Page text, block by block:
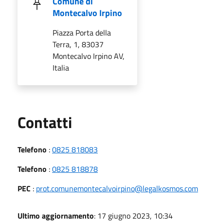
Montecalvo Irpino
Piazza Porta della
Terra, 1, 83037
Montecalvo Irpino AV,
Italia
Contatti
Telefono :0825 818083
Telefono :0825 818878
PEC : prot.comunemontecalvoirpino@legalkosmos.com
Ultimo aggiornamento: 17 giugno 2023, 10:34